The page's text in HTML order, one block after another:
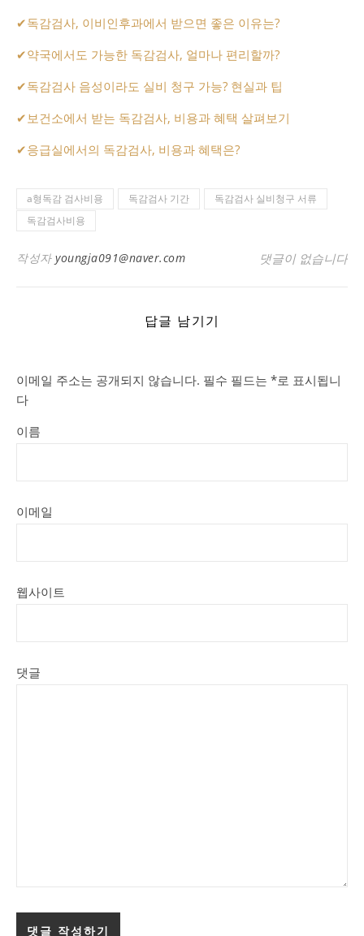
✔독감검사, 이비인후과에서 받으면 좋은 이유는?
✔약국에서도 가능한 독감검사, 얼마나 편리할까?
✔독감검사 음성이라도 실비 청구 가능? 현실과 팁
✔보건소에서 받는 독감검사, 비용과 혜택 살펴보기
✔응급실에서의 독감검사, 비용과 혜택은?
a형독감 검사비용 독감검사 기간
독감검사 실비청구 서류
독감검사비용
작성자 youngja091@naver.com 댓글이 없습니다
답글 남기기
이메일 주소는 공개되지 않습니다. 필수 필드는 *로 표시됩니
다
이름
이메일
웹사이트
댓글